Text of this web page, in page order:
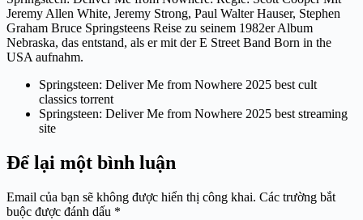
Jeremy Allen White, Jeremy Strong, Paul Walter Hauser, Stephen
Graham Bruce Springsteens Reise zu seinem 1982er Album
Nebraska, das entstand, als er mit der E Street Band Born in the
USA aufnahm.
Springsteen: Deliver Me from Nowhere 2025 best cult
classics torrent
Springsteen: Deliver Me from Nowhere 2025 best streaming
site
Để lại một bình luận
Email của bạn sẽ không được hiển thị công khai. Các trường bắt
buộc được đánh dấu *